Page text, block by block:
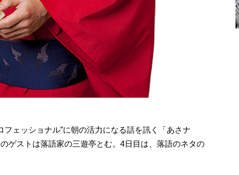
ェッショナル”に朝の活力になる話を訊く「あさナ
ゲストは落語家の三遊亭とむ。4日目は、落語のネタの